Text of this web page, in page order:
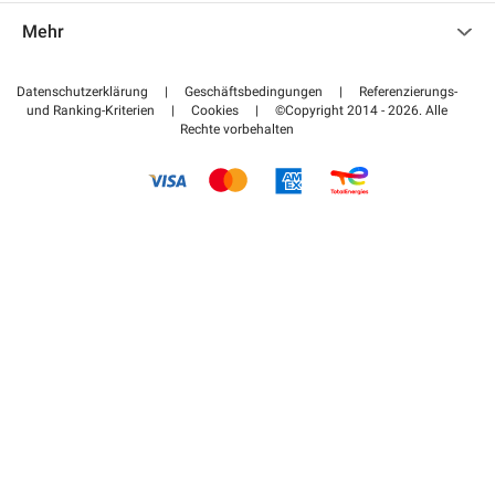
Auf meinen Partnerbereich zugreifen
Bezahlen Sie Ihren Parkplatz FLOW
Mehr
Datenschutzerklärung | Geschäftsbedingungen |
Referenzierungs-
und Ranking-Kriterien
| Cookies |
©Copyright 2014 - 2026. Alle
Rechte vorbehalten